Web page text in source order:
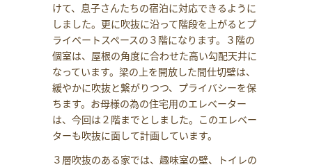
けて、息子さんたちの宿泊に対応できるように
しました。更に吹抜に沿って階段を上がるとプ
ライベートスペースの３階になります。３階の
個室は、屋根の角度に合わせた高い勾配天井に
なっています。梁の上を開放した間仕切壁は、
緩やかに吹抜と繋がりつつ、プライバシーを保
ちます。お母様の為の住宅用のエレベーター
は、今回は２階までとしました。このエレベー
ターも吹抜に面して計画しています。
３層吹抜のある家では、趣味室の壁、トイレの